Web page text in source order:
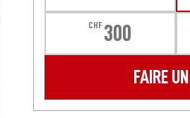
CHF 300
FAIRE